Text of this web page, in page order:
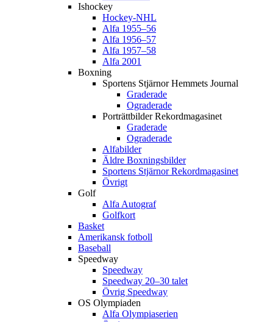
Ishockey
Hockey-NHL
Alfa 1955–56
Alfa 1956–57
Alfa 1957–58
Alfa 2001
Boxning
Sportens Stjärnor Hemmets Journal
Graderade
Ograderade
Porträttbilder Rekordmagasinet
Graderade
Ograderade
Alfabilder
Äldre Boxningsbilder
Sportens Stjärnor Rekordmagasinet
Övrigt
Golf
Alfa Autograf
Golfkort
Basket
Amerikansk fotboll
Baseball
Speedway
Speedway
Speedway 20–30 talet
Övrig Speedway
OS Olympiaden
Alfa Olympiaserien